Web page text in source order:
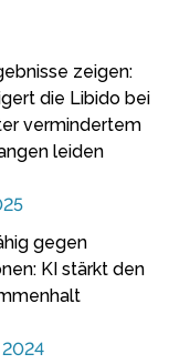
zeigen:
die Libido bei
vermindertem
leiden
gegen
KI stärkt den